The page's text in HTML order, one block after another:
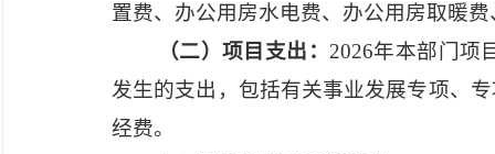
置费、办公用房水电费、办公用房取暖
（二）项目支出： 2026年本部门项
发生的支出，包括有关事业发展专项、
经费。